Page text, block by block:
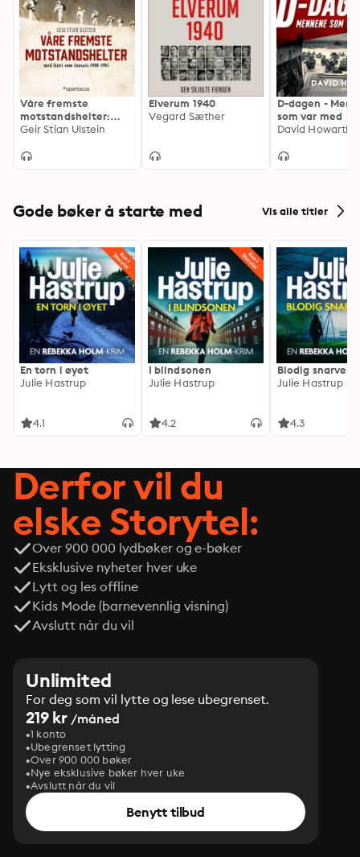
Våre fremste
motstandshelter:
med livet som innsats
Geir Stian Ulstein
Elverum 1940
Vegard Sæther
D-dagen -
som var med
David Howarth
Gode bøker å starte med Vis alle titler
En torn i øyet
Julie Hastrup
4.1
I blindsonen
Julie Hastrup
4.2
Blodig snarvei
Julie Hastrup
4.3
Derfor vil du
elske Storytel:
Over 900 000 lydbøker og e-bøker
Eksklusive nyheter hver uke
Lytt og les offline
Kids Mode (barnevennlig visning)
Avslutt når du vil
Unlimited
For deg som vil lytte og lese ubegrenset.
219 kr /måned
1 konto
Ubegrenset lytting
Over 900 000 bøker
Nye eksklusive bøker hver uke
Avslutt når du vil
Benytt tilbud